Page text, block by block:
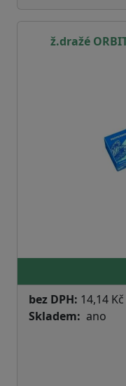
ž.dražé
bez DPH: 14,14 Kč
Skladem
ano